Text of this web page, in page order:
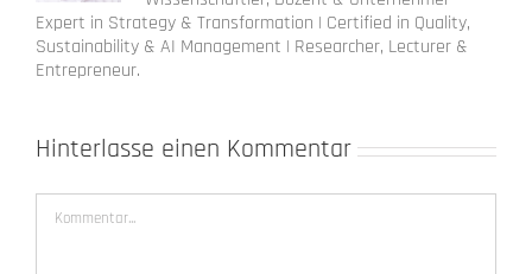
Expert in Strategy & Transformation | Certified in Quality,
Sustainability & AI Management | Researcher, Lecturer &
Entrepreneur.
Hinterlasse einen Kommentar